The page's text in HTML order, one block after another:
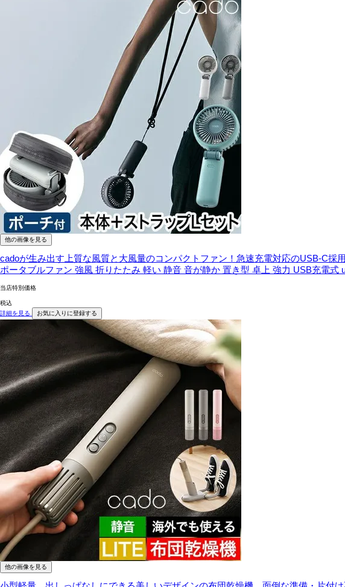
他の画像を見る
cadoが生み出す上質な風質と大風量のコンパクトファン！急速充電対応のUSB-C採
ポータブルファン 強風 折りたたみ 軽い 静音 音が静か 置き型 卓上 強力 USB充電
当店特別価格
税込
詳細を見る
お気に入りに登録する
他の画像を見る